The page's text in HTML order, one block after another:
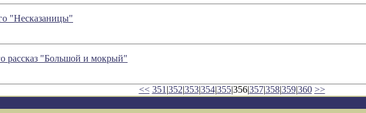
"Несказаницы"
рассказ "Большой и мокрый"
<< 351 |352|353|354|355|356|357|358|359|360 >>